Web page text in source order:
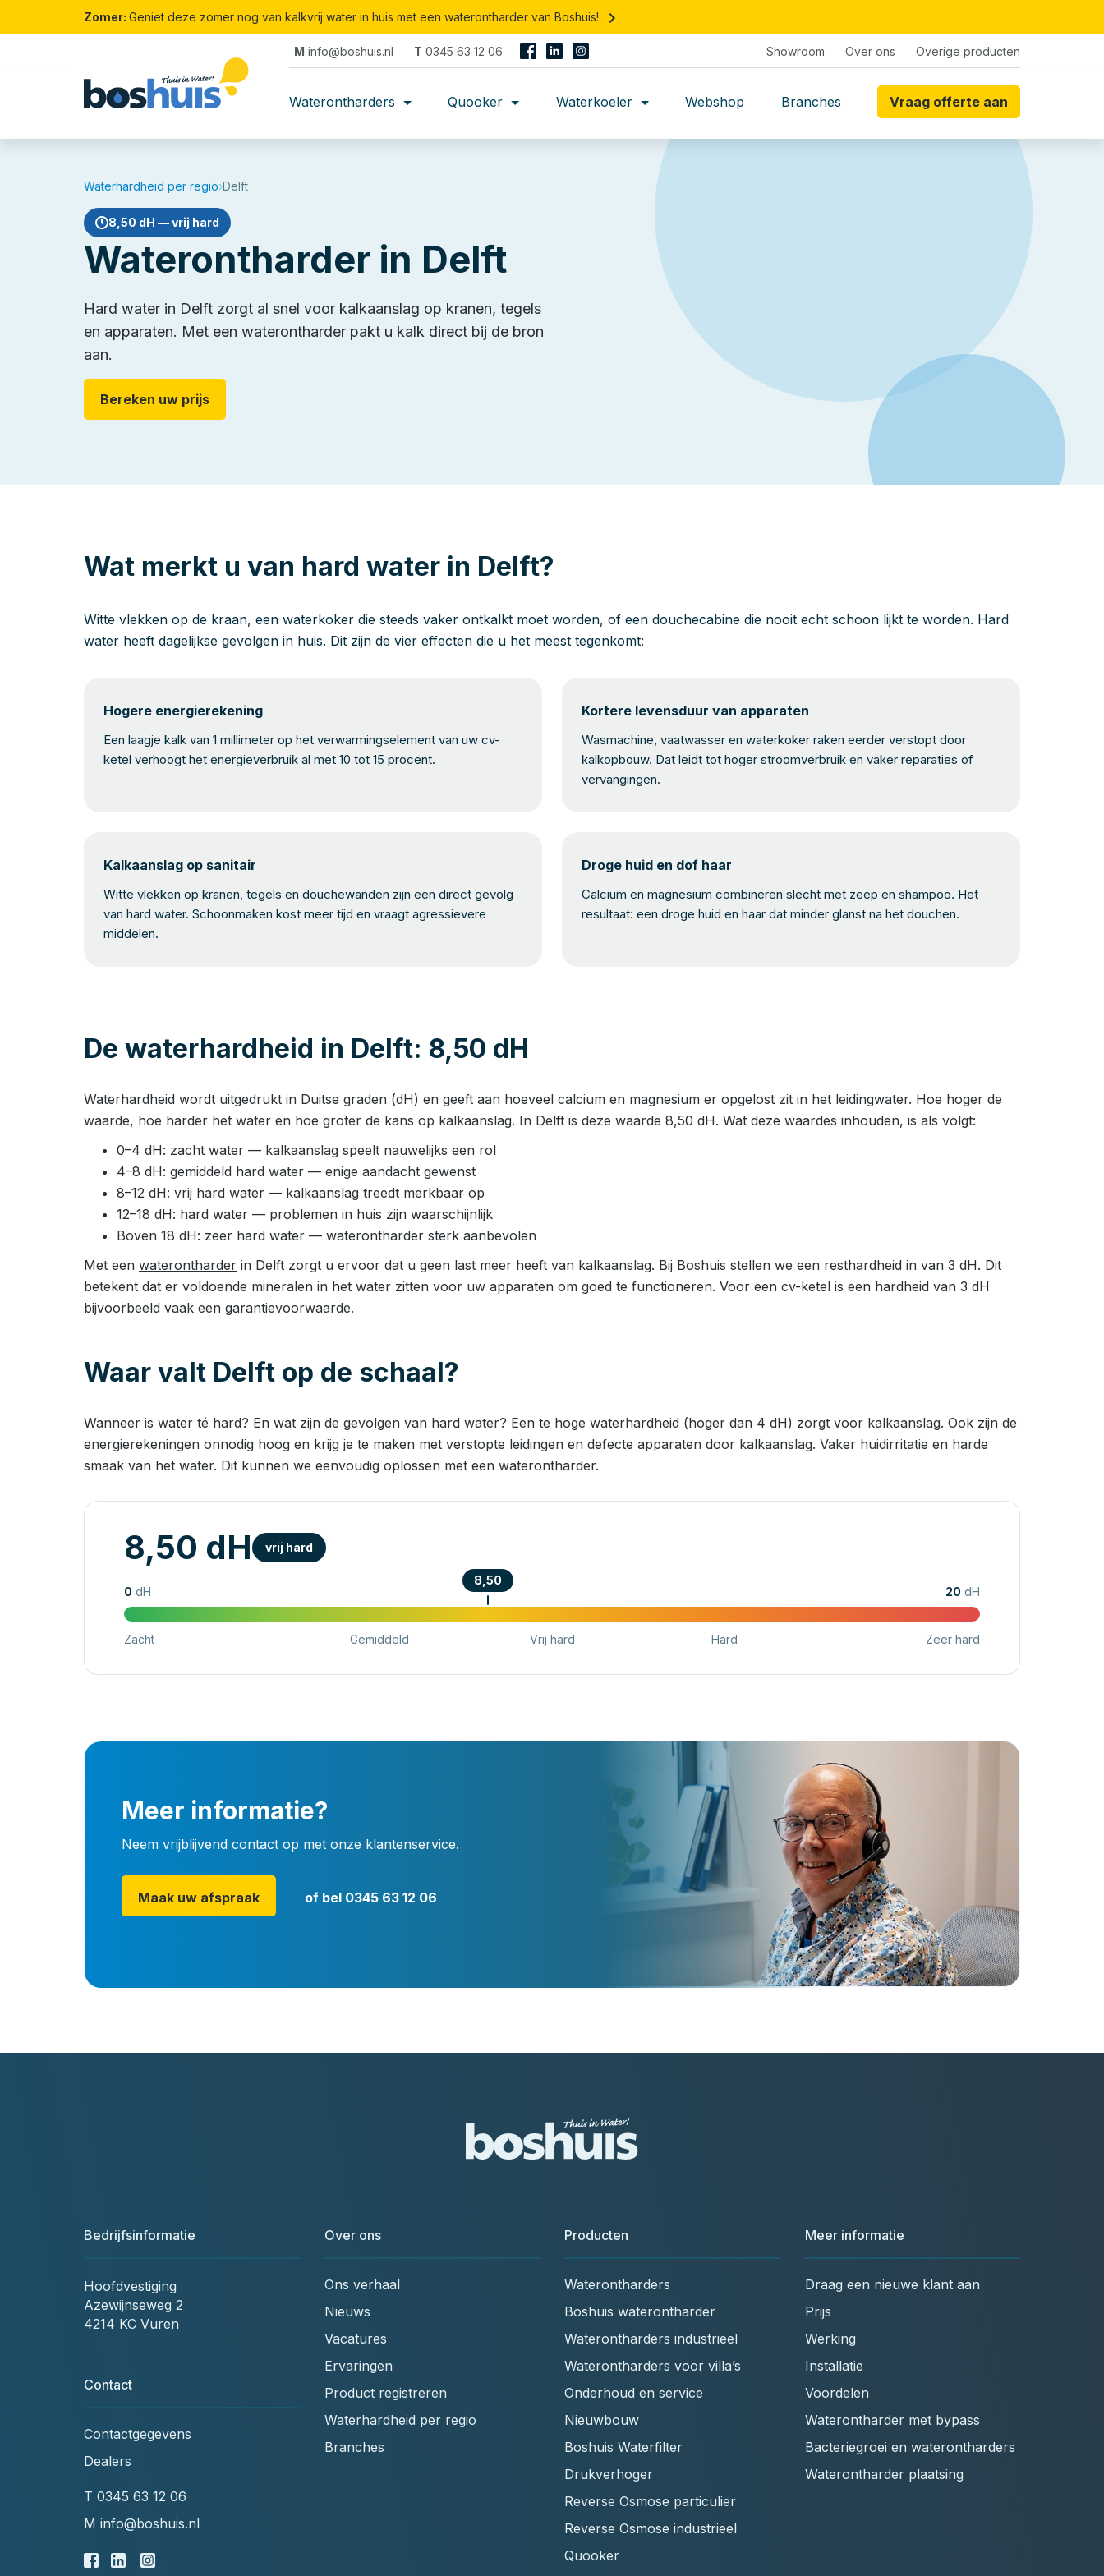
Zomer: Geniet deze zomer nog van kalkvrij water in huis met een waterontharder van Boshuis! keyboard_arrow_right
M info@boshuis.nl T 0345 63 12 06 Showroom Over ons Overige producten
Waterontharders Quooker Waterkoeler Webshop Branches Vraag offerte aan
Waterhardheid per regio›Delft
8,50 dH — vrij hard
Waterontharder in Delft
Hard water in Delft zorgt al snel voor kalkaanslag op kranen, tegels
en apparaten. Met een waterontharder pakt u kalk direct bij de bron
aan.
Bereken uw prijs
Wat merkt u van hard water in Delft?
Witte vlekken op de kraan, een waterkoker die steeds vaker ontkalkt moet worden, of een douchecabine die nooit echt schoon lijkt te worden. Hard
water heeft dagelijkse gevolgen in huis. Dit zijn de vier effecten die u het meest tegenkomt:
Hogere energierekening
Een laagje kalk van 1 millimeter op het verwarmingselement van uw cv-
ketel verhoogt het energieverbruik al met 10 tot 15 procent.
Kortere levensduur van apparaten
Wasmachine, vaatwasser en waterkoker raken eerder verstopt door
kalkopbouw. Dat leidt tot hoger stroomverbruik en vaker reparaties of
vervangingen.
Kalkaanslag op sanitair
Witte vlekken op kranen, tegels en douchewanden zijn een direct gevolg
van hard water. Schoonmaken kost meer tijd en vraagt agressievere
middelen.
Droge huid en dof haar
Calcium en magnesium combineren slecht met zeep en shampoo. Het
resultaat: een droge huid en haar dat minder glanst na het douchen.
De waterhardheid in Delft: 8,50 dH
Waterhardheid wordt uitgedrukt in Duitse graden (dH) en geeft aan hoeveel calcium en magnesium er opgelost zit in het leidingwater. Hoe hoger de
waarde, hoe harder het water en hoe groter de kans op kalkaanslag. In Delft is deze waarde 8,50 dH. Wat deze waardes inhouden, is als volgt:
0–4 dH: zacht water — kalkaanslag speelt nauwelijks een rol
4–8 dH: gemiddeld hard water — enige aandacht gewenst
8–12 dH: vrij hard water — kalkaanslag treedt merkbaar op
12–18 dH: hard water — problemen in huis zijn waarschijnlijk
Boven 18 dH: zeer hard water — waterontharder sterk aanbevolen
Met een waterontharder in Delft zorgt u ervoor dat u geen last meer heeft van kalkaanslag. Bij Boshuis stellen we een resthardheid in van 3 dH. Dit
betekent dat er voldoende mineralen in het water zitten voor uw apparaten om goed te functioneren. Voor een cv-ketel is een hardheid van 3 dH
bijvoorbeeld vaak een garantievoorwaarde.
Waar valt Delft op de schaal?
Wanneer is water té hard? En wat zijn de gevolgen van hard water? Een te hoge waterhardheid (hoger dan 4 dH) zorgt voor kalkaanslag. Ook zijn de
energierekeningen onnodig hoog en krijg je te maken met verstopte leidingen en defecte apparaten door kalkaanslag. Vaker huidirritatie en harde
smaak van het water. Dit kunnen we eenvoudig oplossen met een waterontharder.
8,50 dH vrij hard
0 dH 20 dH
8,50
Zacht Gemiddeld Vrij hard Hard Zeer hard
Meer informatie?
Neem vrijblijvend contact op met onze klantenservice.
Maak uw afspraak of bel 0345 63 12 06
Bedrijfsinformatie
Hoofdvestiging
Azewijnseweg 2
4214 KC Vuren
Contact
Contactgegevens
Dealers
T 0345 63 12 06
M info@boshuis.nl
Over ons
Ons verhaal
Nieuws
Vacatures
Ervaringen
Product registreren
Waterhardheid per regio
Branches
Producten
Waterontharders
Boshuis waterontharder
Waterontharders industrieel
Waterontharders voor villa’s
Onderhoud en service
Nieuwbouw
Boshuis Waterfilter
Drukverhoger
Reverse Osmose particulier
Reverse Osmose industrieel
Quooker
Meer informatie
Draag een nieuwe klant aan
Prijs
Werking
Installatie
Voordelen
Waterontharder met bypass
Bacteriegroei en waterontharders
Waterontharder plaatsing